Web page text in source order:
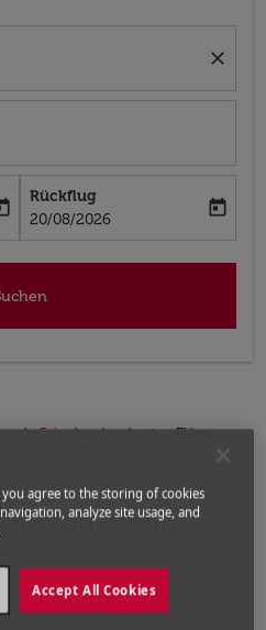
close
aria-label
Rückflug
fc-booking-return-date-aria-label
20/08/2026
today
Griechenland
Flüge
von Austin
Route (Abflugort
you agree to the storing of cookies
analyze site usage, and
Accept All Cookies